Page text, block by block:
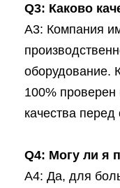
Q3: Каково
A3: Компания
оборудование.
100%
качества перед
Q4: Могу ли я
A4: Да, для